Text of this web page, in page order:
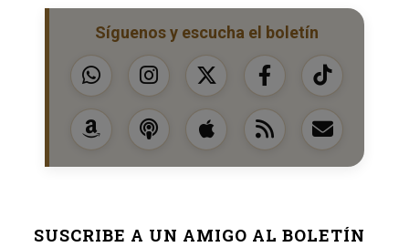
Síguenos y escucha el boletín
SUSCRIBE A UN AMIGO AL BOLETÍN